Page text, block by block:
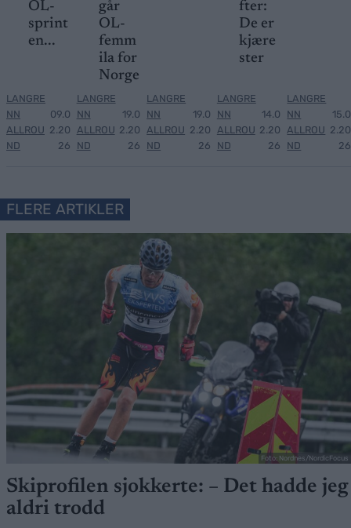
OL-
sprint
en...
LANGRE
NN
ALLROU
ND
09.0
2.20
26
går
OL-
femm
ila for
Norge
LANGRE
NN
ALLROU
ND
19.0
2.20
26
LANGRE
NN
ALLROU
ND
19.0
2.20
26
fter:
De er
kjære
ster
LANGRE
NN
ALLROU
ND
14.0
2.20
26
LANGRE
NN
ALLROU
ND
15.0
2.20
26
FLERE ARTIKLER
Foto: Nordnes/NordicFocus
Skiprofilen sjokkerte: – Det hadde jeg
aldri trodd